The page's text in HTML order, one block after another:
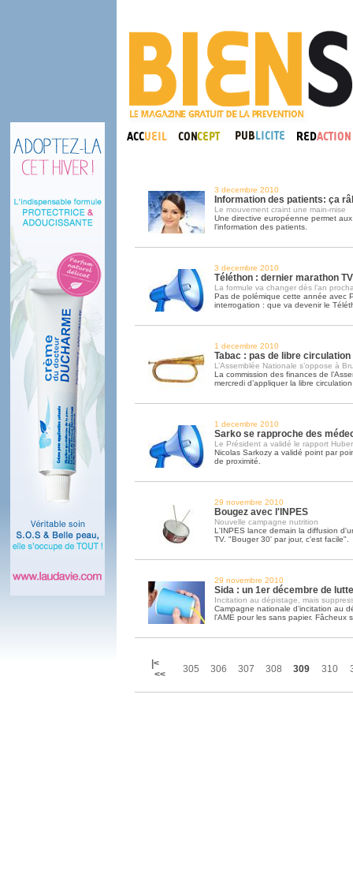
3 decembre 2010
Information des patients: ça
Le mouvement craint une main-mise
Une directive européenne permet
l'information des patients.
3 decembre 2010
Téléthon : dernier marathon
La formule va changer dès l’an
Pas de polémique cette année avec
interrogation : que va devenir le
1 decembre 2010
Tabac : pas de libre circulation
L’Assemblée Nationale s’oppose à
La commission des finances de
mercredi d’appliquer la libre
1 decembre 2010
Sarko se rapproche des
Le Président a validé le rapport
Nicolas Sarkozy a validé point par
de proximité.
29 novembre 2010
Bougez avec l'INPES
Nouvelle campagne nutrition
L'INPES lance demain la diffusion
TV. "Bouger 30' par jour, c'est facile".
29 novembre 2010
Sida : un 1er décembre de lutte
Incitation au dépistage, mais
Campagne nationale d’incitation au
l'AME pour les sans papier. Fâcheux
|<
<<
305 306 307 308 309 310